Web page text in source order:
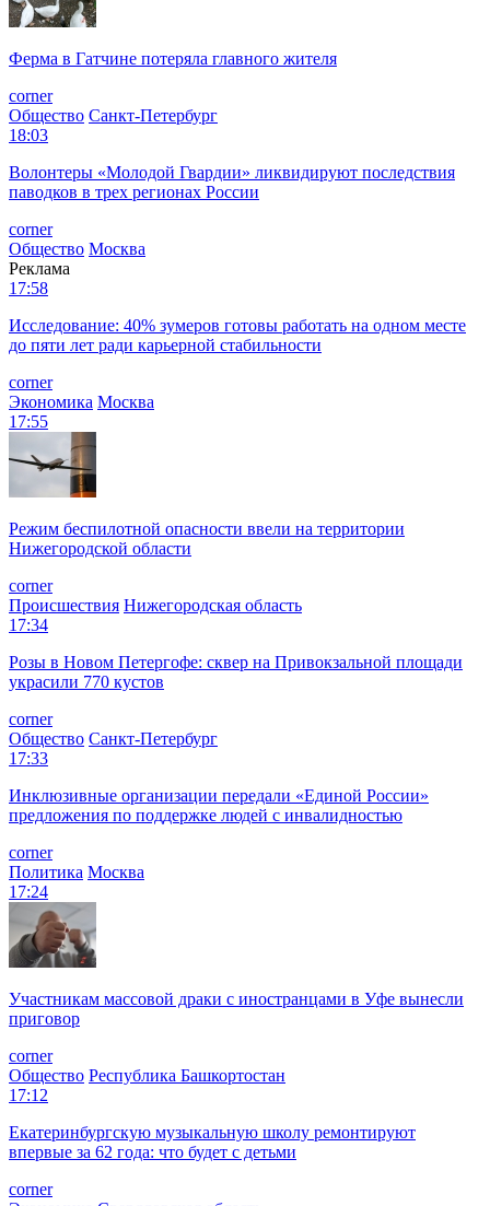
Ферма в Гатчине потеряла главного жителя
corner
Общество Санкт-Петербург
18:03
Волонтеры «Молодой Гвардии» ликвидируют последствия
паводков в трех регионах России
corner
Общество Москва
Реклама
17:58
Исследование: 40% зумеров готовы работать на одном месте
до пяти лет ради карьерной стабильности
corner
Экономика Москва
17:55
Режим беспилотной опасности ввели на территории
Нижегородской области
corner
Происшествия Нижегородская область
17:34
Розы в Новом Петергофе: сквер на Привокзальной площади
украсили 770 кустов
corner
Общество Санкт-Петербург
17:33
Инклюзивные организации передали «Единой России»
предложения по поддержке людей с инвалидностью
corner
Политика Москва
17:24
Участникам массовой драки с иностранцами в Уфе вынесли
приговор
corner
Общество Республика Башкортостан
17:12
Екатеринбургскую музыкальную школу ремонтируют
впервые за 62 года: что будет с детьми
corner